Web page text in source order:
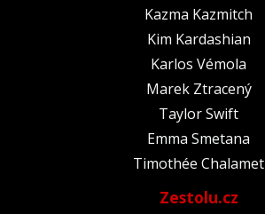
Kazma Kazmitch
Kim Kardashian
Karlos Vémola
Marek Ztracený
Taylor Swift
Emma Smetana
Timothée Chalamet
Zestolu.cz